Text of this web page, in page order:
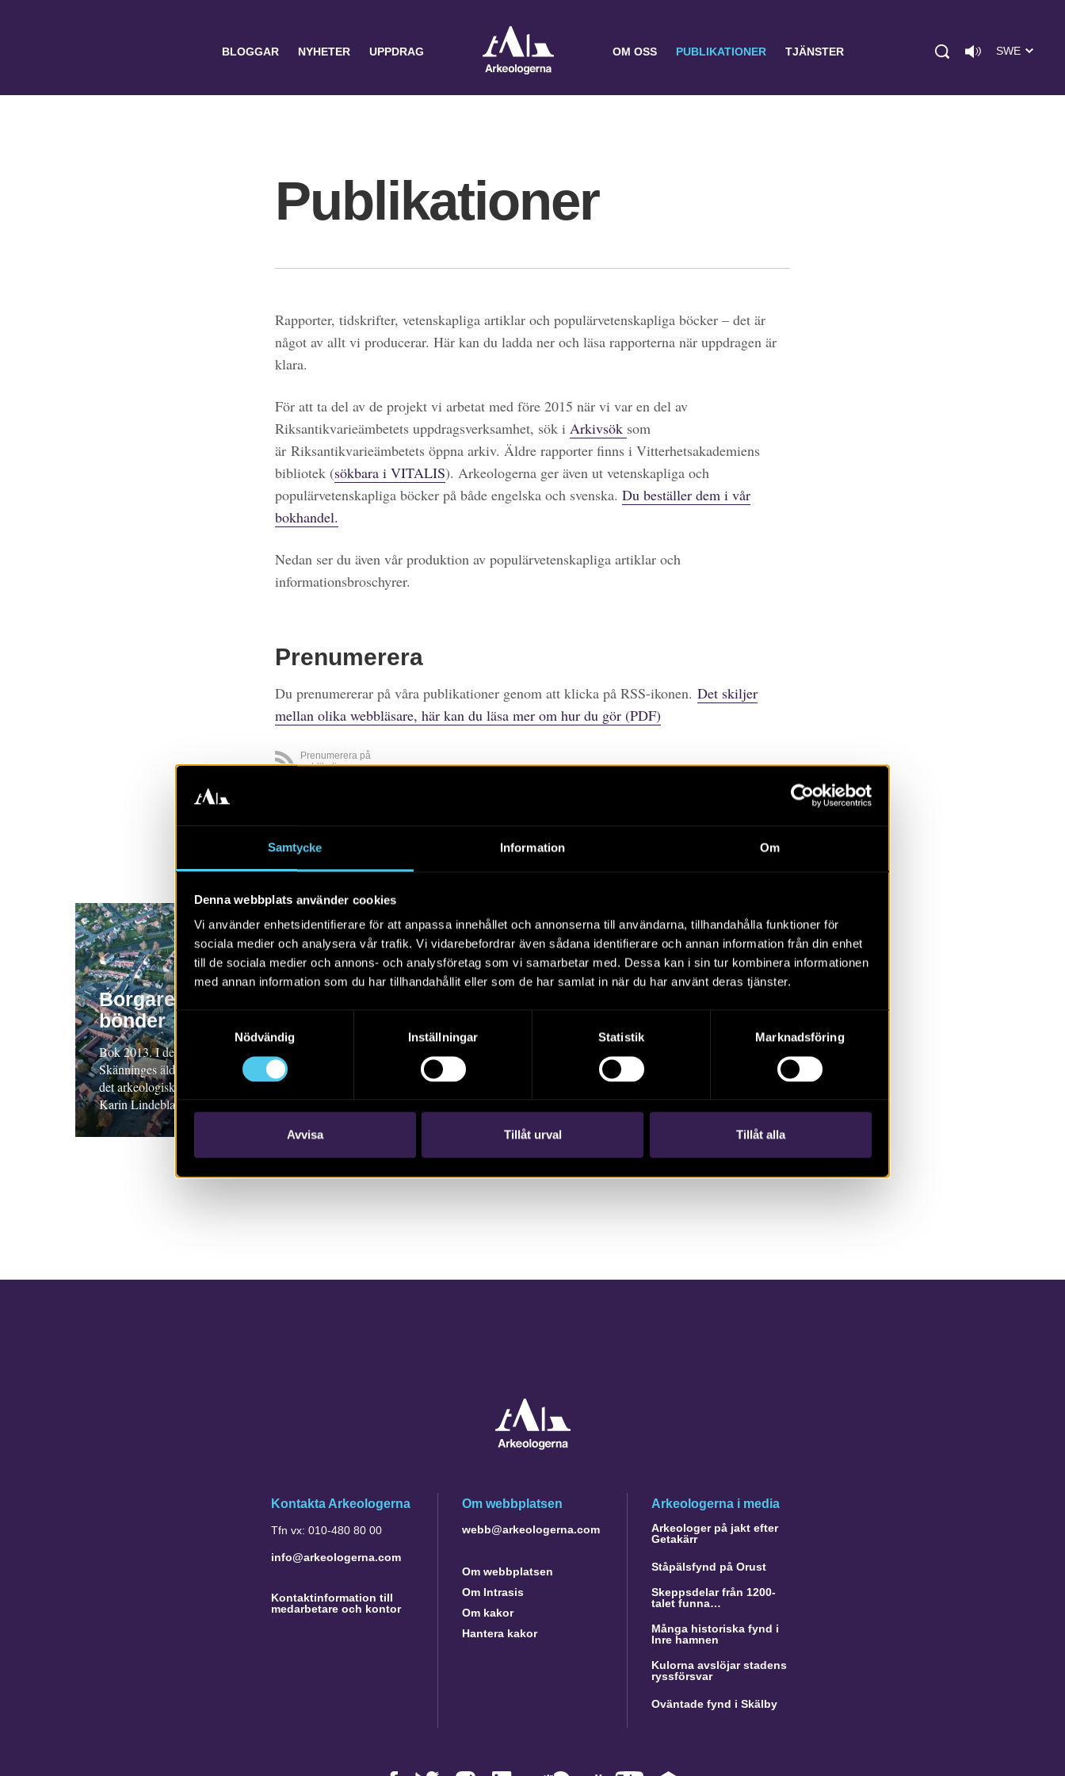
Samtycke Information Om
Denna webbplats använder cookies
Vi använder enhetsidentifierare för att anpassa innehållet och annonserna till användarna, tillhandahålla funktioner för
sociala medier och analysera vår trafik. Vi vidarebefordrar även sådana identifierare och annan information från din enhet
till de sociala medier och annons- och analysföretag som vi samarbetar med. Dessa kan i sin tur kombinera informationen
med annan information som du har tillhandahållit eller som de har samlat in när du har använt deras tjänster.
Nödvändig
Inställningar Statistik Marknadsföring
Avvisa Tillåt urval Tillåt alla
BLOGGAR NYHETER UPPDRAG OM OSS PUBLIKATIONER TJÄNSTER SWE
Publikationer
Rapporter, tidskrifter, vetenskapliga artiklar och populärvetenskapliga böcker – det är
något av allt vi producerar. Här kan du ladda ner och läsa rapporterna när uppdragen är
klara.
För att ta del av de projekt vi arbetat med före 2015 när vi var en del av
Riksantikvarieämbetets uppdragsverksamhet, sök i Arkivsök som
är Riksantikvarieämbetets öppna arkiv. Äldre rapporter finns i Vitterhetsakademiens
bibliotek (sökbara i VITALIS). Arkeologerna ger även ut vetenskapliga och
populärvetenskapliga böcker på både engelska och svenska. Du beställer dem i vår
bokhandel.
Nedan ser du även vår produktion av populärvetenskapliga artiklar och
informationsbroschyrer.
Prenumerera
Du prenumererar på våra publikationer genom att klicka på RSS-ikonen. Det skiljer
mellan olika webbläsare, här kan du läsa mer om hur du gör (PDF)
Prenumerera på
publikationer
2026 2022
Borgare, bröder och
bönder
Bok 2013. I denna bok ges en samlad bild av
Skänninges äldre historia, med utgångpunkt i
det arkeologiska materialet. Rikard Hedvall,
Karin Lindeblad och Hanna Menander
Kontakta Arkeologerna
Tfn vx: 010-480 80 00
info@arkeologerna.com
Kontaktinformation till
medarbetare och kontor
Om webbplatsen
webb@arkeologerna.com
Om webbplatsen
Om Intrasis
Om kakor
Hantera kakor
Arkeologerna i media
Arkeologer på jakt efter
Getakärr
Ståpälsfynd på Orust
Skeppsdelar från 1200-
talet funna…
Många historiska fynd i
Inre hamnen
Kulorna avslöjar stadens
ryssförsvar
Oväntade fynd i Skälby